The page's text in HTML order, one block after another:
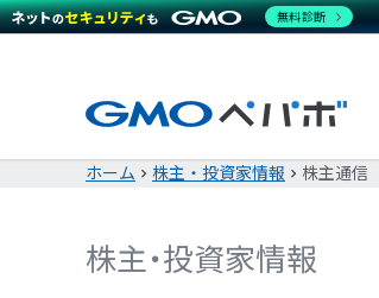
ホーム 株主・投資家情報 株主通信
株主・投資家情報
無料診断